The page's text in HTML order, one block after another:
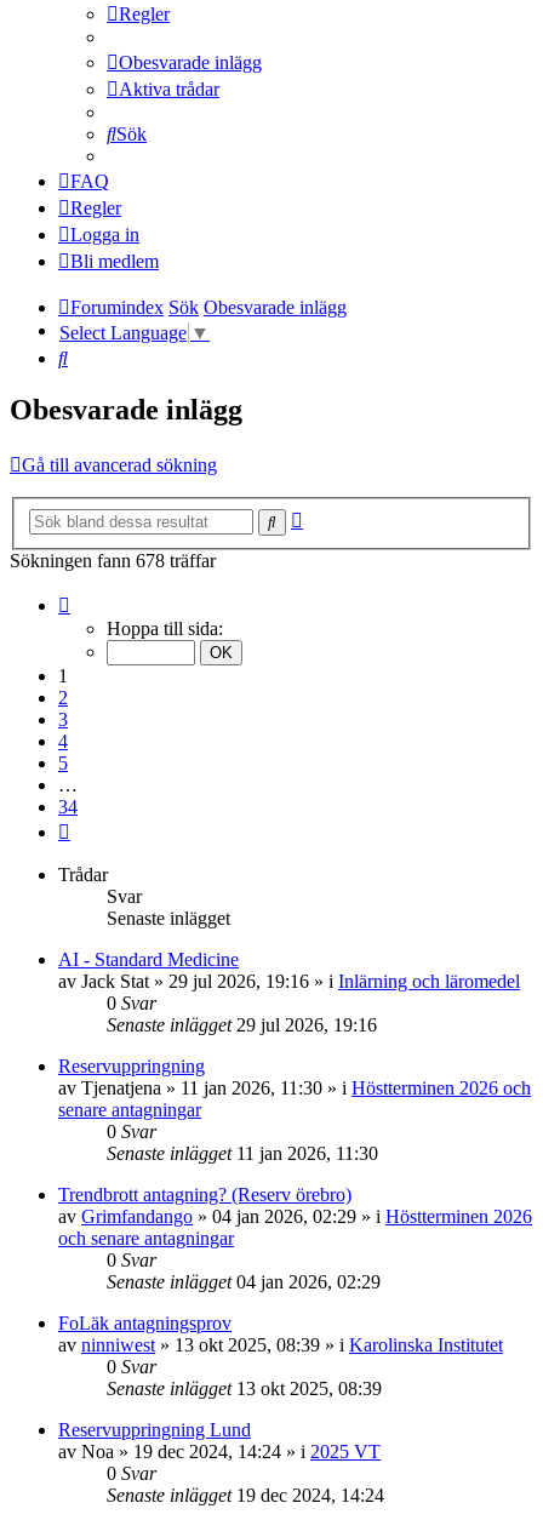
Regler
Obesvarade inlägg
Aktiva trådar
Sök
FAQ
Regler
Logga in
Bli medlem
Forumindex Sök Obesvarade inlägg
Select Language ▼
Sök
Obesvarade inlägg
Gå till avancerad sökning
Sök
Sökningen fann 678 träffar
Hoppa till sida:
1
2
3
4
5
…
34
Trådar
Svar
Senaste inlägget
AI - Standard Medicine
av Jack Stat » 29 jul 2026, 19:16 » i Inlärning och läromedel
0 Svar
Senaste inlägget 29 jul 2026, 19:16
Reservuppringning
av Tjenatjena » 11 jan 2026, 11:30 » i Höstterminen 2026 och
senare antagningar
0 Svar
Senaste inlägget 11 jan 2026, 11:30
Trendbrott antagning? (Reserv örebro)
av Grimfandango » 04 jan 2026, 02:29 » i Höstterminen 2026
och senare antagningar
0 Svar
Senaste inlägget04 jan 2026, 02:29
FoLäk antagningsprov
av ninniwest » 13 okt 2025, 08:39 » i Karolinska Institutet
0 Svar
Senaste inlägget 13 okt 2025, 08:39
Reservuppringning Lund
av Noa » 19 dec 2024, 14:24 » i 2025 VT
0 Svar
Senaste inlägget 19 dec 2024, 14:24